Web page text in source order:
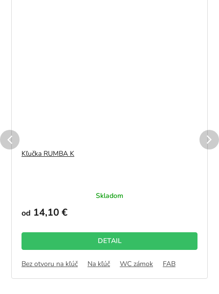
Kľučka RUMBA K
Skladom
od 14,10 €
DETAIL
Bez otvoru na kľúč Na kľúč WC zámok FAB